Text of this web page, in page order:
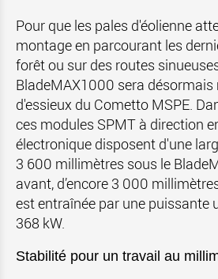
Pour que les pales d'éolienne
montage en parcourant les
forêt ou sur des routes
BladeMAX1000 sera
d'essieux du Cometto MSPE.
ces modules SPMT à direction
électronique disposent d'une
3 600 millimètres sous le
avant, d’encore 3 000
est entraînée par une puissante
368 kW.
Stabilité pour un travail au